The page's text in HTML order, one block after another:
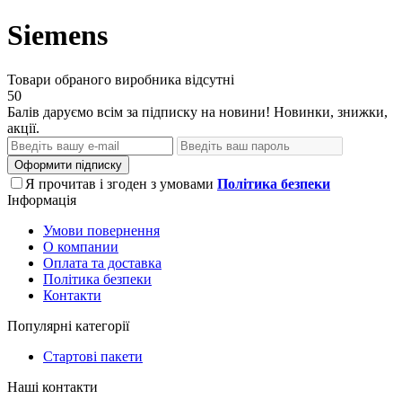
Siemens
Товари обраного виробника відсутні
50
Балів даруємо всім за підписку на новини! Новинки, знижки,
акції.
Оформити підписку
Я прочитав і згоден з умовами Політика безпеки
Інформація
Умови повернення
О компании
Оплата та доставка
Політика безпеки
Контакти
Популярні категорії
Стартові пакети
Наші контакти